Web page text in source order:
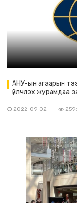
АНУ-ын агаарын
үйлчлэх журамдаа
2022-09-02